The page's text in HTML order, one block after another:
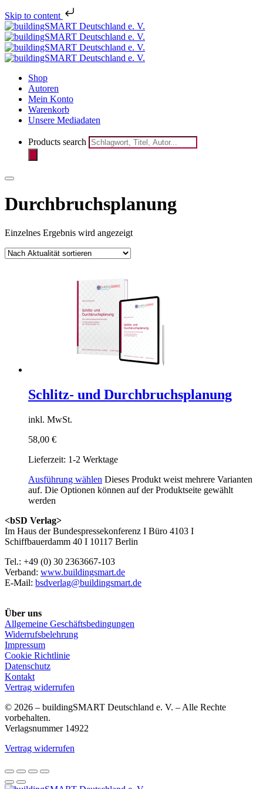
Skip to content
Shop
Autoren
Mein Konto
Warenkorb
Unsere Mediadaten
Products search
Durchbruchsplanung
Einzelnes Ergebnis wird angezeigt
Schlitz- und Durchbruchsplanung
inkl. MwSt.
58,00 €
Lieferzeit: 1-2 Werktage
Ausführung wählen Dieses Produkt weist mehrere Varianten
auf. Die Optionen können auf der Produktseite gewählt
werden
<bSD Verlag>
Im Haus der Bundespressekonferenz I Büro 4103 I
Schiffbauerdamm 40 I 10117 Berlin
Tel.: +49 (0) 30 2363667-103
Verband: www.buildingsmart.de
E-Mail: bsdverlag@buildingsmart.de
Über uns
Allgemeine Geschäftsbedingungen
Widerrufsbelehrung
Impressum
Cookie Richtlinie
Datenschutz
Kontakt
Vertrag widerrufen
© 2026 – buildingSMART Deutschland e. V. – Alle Rechte
vorbehalten.
Verlagsnummer 14922
Vertrag widerrufen
Melden Sie sich jetzt für den
Newsletter des bSD Verlags
an!